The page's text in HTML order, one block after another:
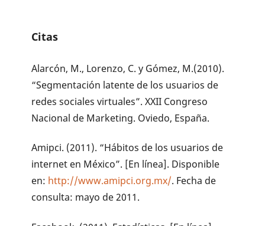
Citas
Alarcón, M., Lorenzo, C. y Gómez, M.(2010).
“Segmentación latente de los usuarios de
redes sociales virtuales”. XXII Congreso
Nacional de Marketing. Oviedo, España.
Amipci. (2011). “Hábitos de los usuarios de
internet en México”. [En línea]. Disponible
en: http://www.amipci.org.mx/. Fecha de
consulta: mayo de 2011.